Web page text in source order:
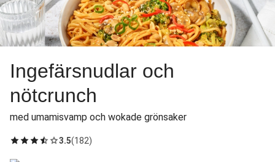
Ingefärsnudlar och
nötcrunch
med umamisvamp och wokade grönsaker
3.5(182)